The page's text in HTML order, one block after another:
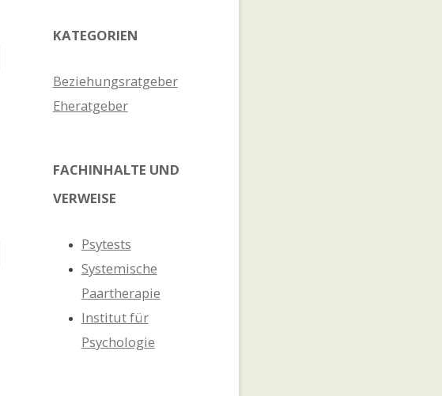
KATEGORIEN
Beziehungsratgeber
Eheratgeber
FACHINHALTE UND
VERWEISE
Psytests
Systemische
Paartherapie
Institut für
Psychologie